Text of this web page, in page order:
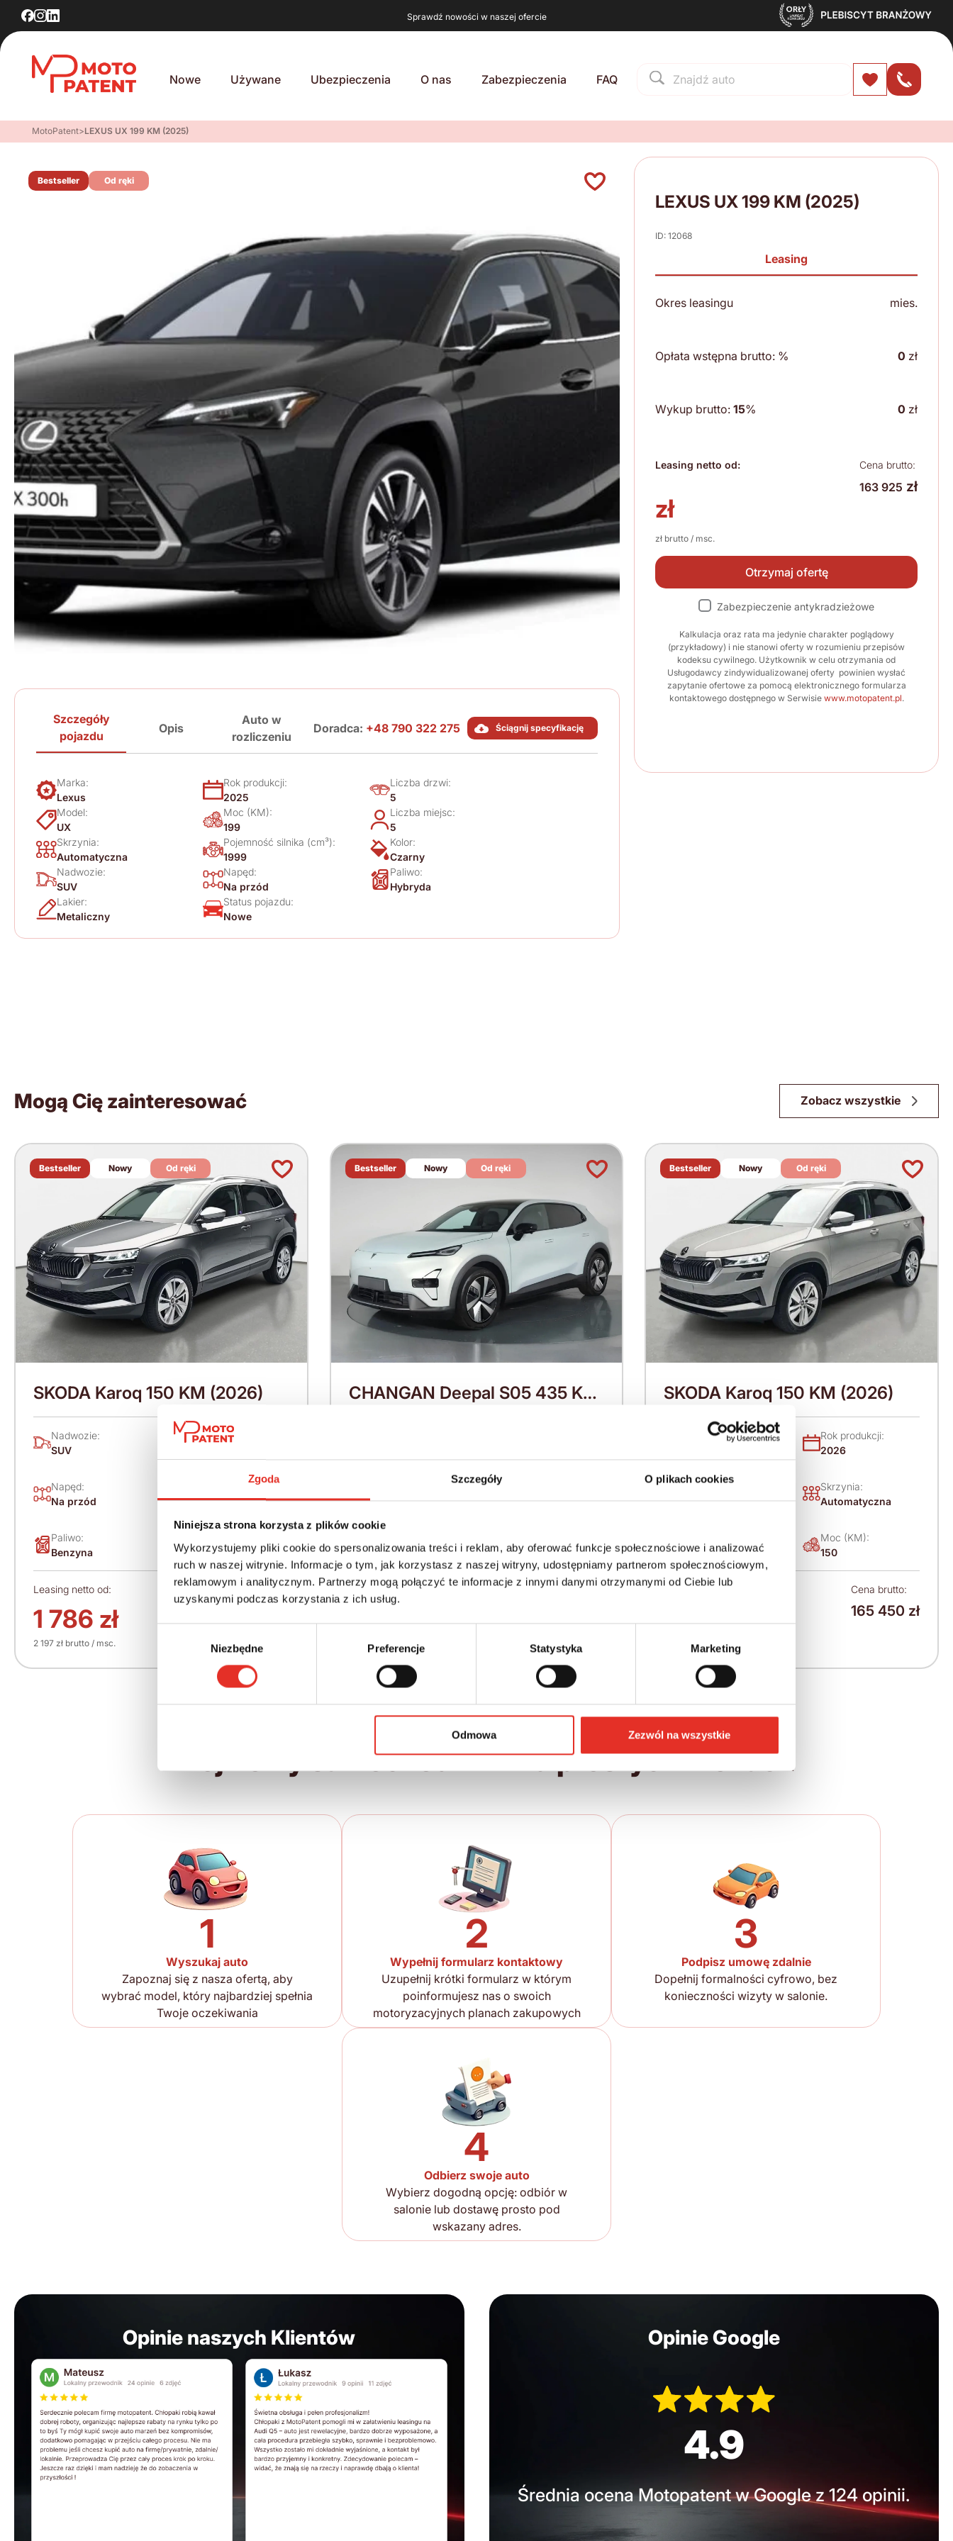
Zgoda Szczegóły O plikach cookies
Niniejsza strona korzysta z plików cookie
Wykorzystujemy pliki cookie do spersonalizowania treści i reklam, aby oferować funkcje społecznościowe i analizować
ruch w naszej witrynie. Informacje o tym, jak korzystasz z naszej witryny, udostępniamy partnerom społecznościowym,
reklamowym i analitycznym. Partnerzy mogą połączyć te informacje z innymi danymi otrzymanymi od Ciebie lub
uzyskanymi podczas korzystania z ich usług.
Niezbędne Preferencje Statystyka Marketing
Odmowa Zezwól na wszystkie
Sprawdź nowości w naszej ofercie
Nowe Używane Ubezpieczenia O nas Zabezpieczenia FAQ
MotoPatent>LEXUS UX 199 KM (2025)
Bestseller Od ręki
LEXUS UX 199 KM (2025)
ID: 12068
Leasing
Okres leasingu mies.
Opłata wstępna brutto: % 0 zł
Wykup brutto: 15% 0 zł
Leasing netto od:
zł
zł brutto / msc.
Cena brutto:
163 925 zł
Otrzymaj ofertę
Zabezpieczenie antykradzieżowe
Kalkulacja oraz rata ma jedynie charakter poglądowy
(przykładowy) i nie stanowi oferty w rozumieniu przepisów
kodeksu cywilnego. Użytkownik w celu otrzymania od
Usługodawcy zindywidualizowanej oferty powinien wysłać
zapytanie ofertowe za pomocą elektronicznego formularza
kontaktowego dostępnego w Serwisie www.motopatent.pl.
Szczegóły
pojazdu
Opis
Auto w
rozliczeniu
Doradca: +48 790 322 275 Ściągnij specyfikację
Marka:
Lexus
Rok produkcji:
2025
Liczba drzwi:
5
Model:
UX
Moc (KM):
199
Liczba miejsc:
5
Skrzynia:
Automatyczna
Pojemność silnika (cm³):
1999
Kolor:
Czarny
Nadwozie:
SUV
Napęd:
Na przód
Paliwo:
Hybryda
Lakier:
Metaliczny
Status pojazdu:
Nowe
Mogą Cię zainteresować Zobacz wszystkie
Bestseller Nowy Od ręki
SKODA Karoq 150 KM (2026)
Nadwozie:
SUV
Rok produkcji:
Napęd:
Na przód
Automatyczna
Paliwo:
Benzyna
150
Leasing netto od:
1 786 zł
2 197 zł brutto / msc.
Cena brutto:
140 650 zł
Bestseller Nowy Od ręki
CHANGAN Deepal S05 435 KM
4x4 stały
Automatyczna
Elektryczny
435
Leasing netto od:
2 386 zł
2 935 zł brutto / msc.
Cena brutto:
Bestseller Nowy Od ręki
SKODA Karoq 150 KM (2026)
Nadwozie:
Rok produkcji:
2026
Napęd:
Na przód
Skrzynia:
Automatyczna
Benzyna
Moc (KM):
150
Leasing netto od:
2 101 zł
2 584 zł brutto / msc.
Cena brutto:
165 450 zł
Twój nowy samochód w kilku prostych krokach
1
Wyszukaj auto
Zapoznaj się z nasza ofertą, aby
wybrać model, który najbardziej spełnia
Twoje oczekiwania
2
Wypełnij formularz kontaktowy
Uzupełnij krótki formularz w którym
poinformujesz nas o swoich
motoryzacyjnych planach zakupowych
3
Podpisz umowę zdalnie
Dopełnij formalności cyfrowo, bez
konieczności wizyty w salonie.
4
Odbierz swoje auto
Wybierz dogodną opcję: odbiór w
salonie lub dostawę prosto pod
wskazany adres.
Opinie naszych Klientów Opinie Google
4.9
Średnia ocena Motopatent w Google z 124 opinii.